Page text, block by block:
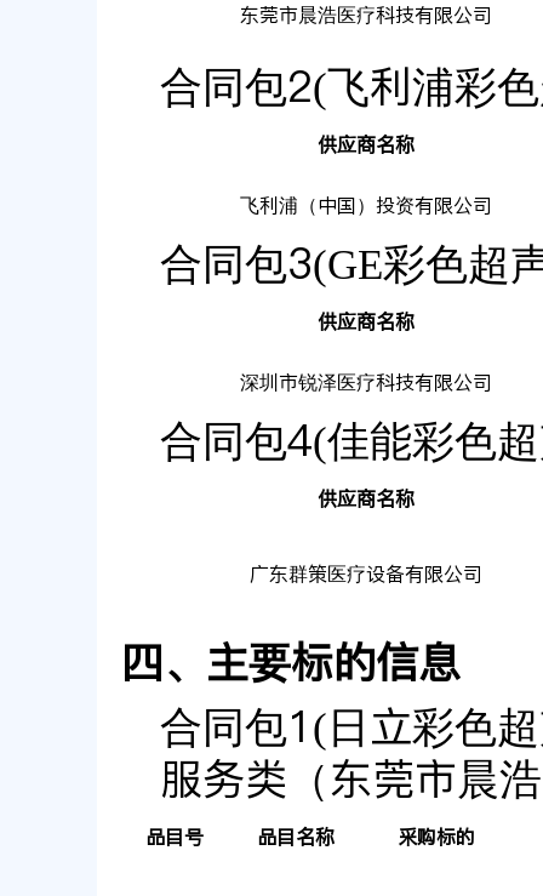
东莞市晨浩医疗科技有限公司
合同包2(飞利浦彩
供应商名称
飞利浦（中国）投资有限公司
合同包3(GE彩色超
供应商名称
深圳市锐泽医疗科技有限公司
合同包4(佳能彩色
供应商名称
广东群策医疗设备有限公司
四、主要标的信息
合同包1(日立彩色
服务类（东莞市晨
品目号 品目名称 采购标的